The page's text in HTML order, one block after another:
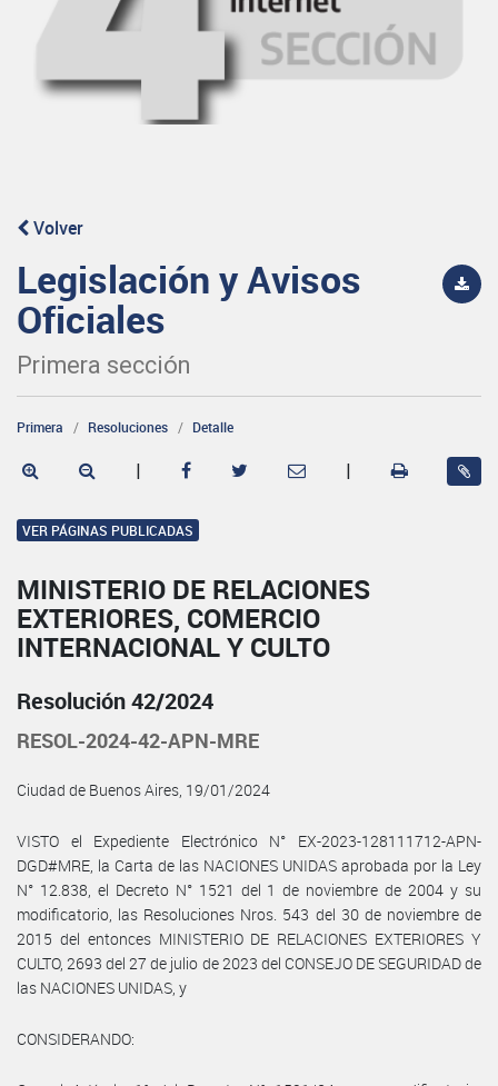
Volver
Legislación y Avisos
Oficiales
Primera sección
Primera Resoluciones Detalle
| |
VER PÁGINAS PUBLICADAS
MINISTERIO DE RELACIONES
EXTERIORES, COMERCIO
INTERNACIONAL Y CULTO
Resolución 42/2024
RESOL-2024-42-APN-MRE
Ciudad de Buenos Aires, 19/01/2024
VISTO el Expediente Electrónico N° EX-2023-128111712-APN-
DGD#MRE, la Carta de las NACIONES UNIDAS aprobada por la Ley
N° 12.838, el Decreto N° 1521 del 1 de noviembre de 2004 y su
modificatorio, las Resoluciones Nros. 543 del 30 de noviembre de
2015 del entonces MINISTERIO DE RELACIONES EXTERIORES Y
CULTO, 2693 del 27 de julio de 2023 del CONSEJO DE SEGURIDAD de
las NACIONES UNIDAS, y
CONSIDERANDO: